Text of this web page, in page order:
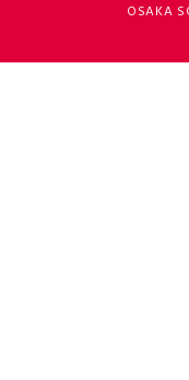
OSAKA